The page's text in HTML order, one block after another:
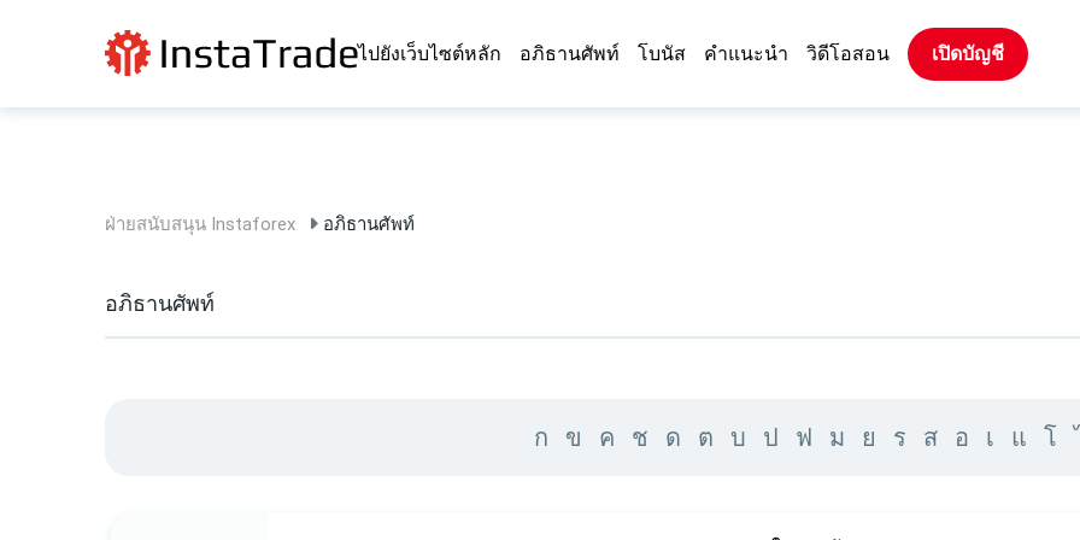
ไปยังเว็บไซต์หลัก อภิธานศัพท์ โบนัส คำแนะนำ วิดีโอสอน เปิดบัญชี
ฝ่ายสนับสนุน Instaforex อภิธานศัพท์
อภิธานศัพท์
ก ข ค ช ด ต บ ป ฟ ม ย ร ส อ เ แ โ